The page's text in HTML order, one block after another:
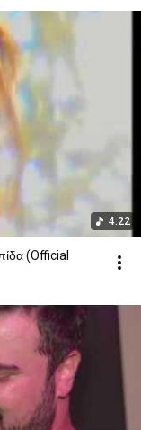
4:22
(Official